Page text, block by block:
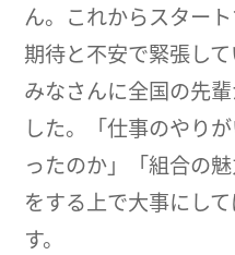
ん。これからスター
期待と不安で緊張し
みなさんに全国の先
した。「仕事のやり
ったのか」「組合の
をする上で大事にし
す。